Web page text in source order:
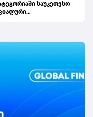
საუკეთესო